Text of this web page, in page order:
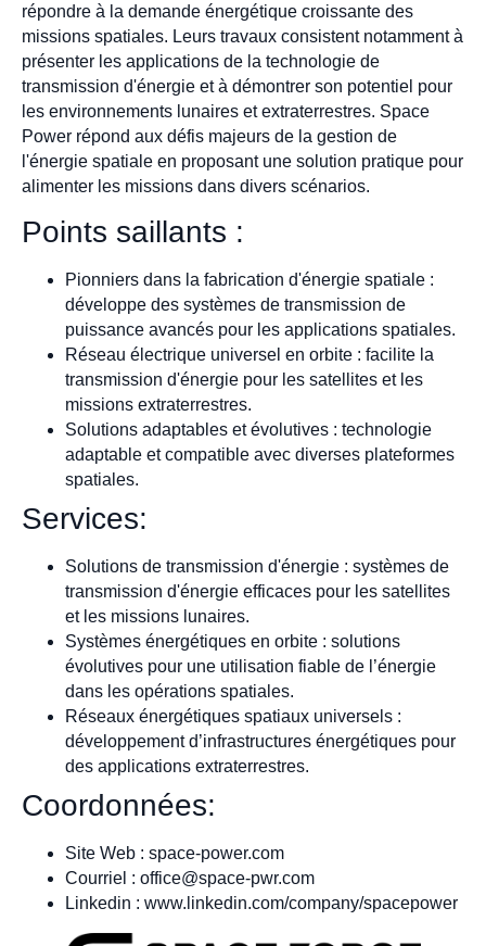
répondre à la demande énergétique croissante des
missions spatiales. Leurs travaux consistent notamment à
présenter les applications de la technologie de
transmission d'énergie et à démontrer son potentiel pour
les environnements lunaires et extraterrestres. Space
Power répond aux défis majeurs de la gestion de
l'énergie spatiale en proposant une solution pratique pour
alimenter les missions dans divers scénarios.
Points saillants :
Pionniers dans la fabrication d'énergie spatiale :
développe des systèmes de transmission de
puissance avancés pour les applications spatiales.
Réseau électrique universel en orbite : facilite la
transmission d'énergie pour les satellites et les
missions extraterrestres.
Solutions adaptables et évolutives : technologie
adaptable et compatible avec diverses plateformes
spatiales.
Services:
Solutions de transmission d'énergie : systèmes de
transmission d'énergie efficaces pour les satellites
et les missions lunaires.
Systèmes énergétiques en orbite : solutions
évolutives pour une utilisation fiable de l’énergie
dans les opérations spatiales.
Réseaux énergétiques spatiaux universels :
développement d’infrastructures énergétiques pour
des applications extraterrestres.
Coordonnées:
Site Web : space-power.com
Courriel : office@space-pwr.com
Linkedin : www.linkedin.com/company/spacepower